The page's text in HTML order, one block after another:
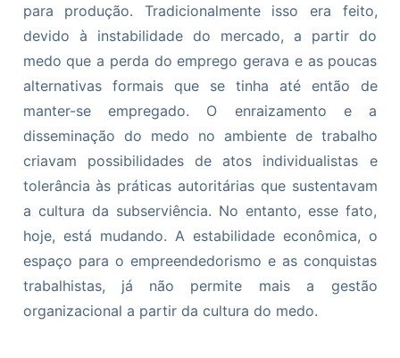
para produção. Tradicionalmente isso era feito,
devido à instabilidade do mercado, a partir do
medo que a perda do emprego gerava e as poucas
alternativas formais que se tinha até então de
manter-se empregado. O enraizamento e a
disseminação do medo no ambiente de trabalho
criavam possibilidades de atos individualistas e
tolerância às práticas autoritárias que sustentavam
a cultura da subserviência. No entanto, esse fato,
hoje, está mudando. A estabilidade econômica, o
espaço para o empreendedorismo e as conquistas
trabalhistas, já não permite mais a gestão
organizacional a partir da cultura do medo.